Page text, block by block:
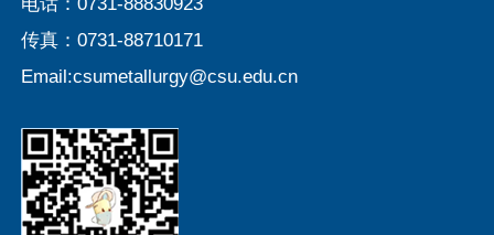
传真：0731-88710171
Email:csumetallurgy@csu.edu.cn